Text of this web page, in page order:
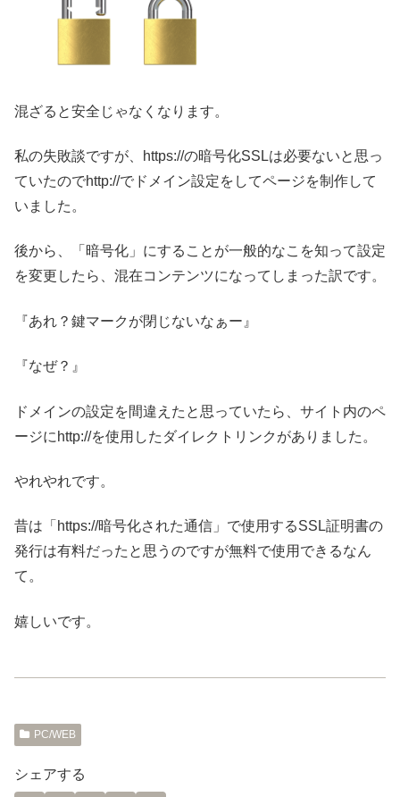
混ざると安全じゃなくなります。
私の失敗談ですが、https://の暗号化SSLは必要ないと思っ
ていたのでhttp://でドメイン設定をしてページを制作して
いました。
後から、「暗号化」にすることが一般的なこを知って設定
を変更したら、混在コンテンツになってしまった訳です。
『あれ？鍵マークが閉じないなぁー』
『なぜ？』
ドメインの設定を間違えたと思っていたら、サイト内のペ
ージにhttp://を使用したダイレクトリンクがありました。
やれやれです。
昔は「https://暗号化された通信」で使用するSSL証明書の
発行は有料だったと思うのですが無料で使用できるなん
て。
嬉しいです。
PC/WEB
シェアする